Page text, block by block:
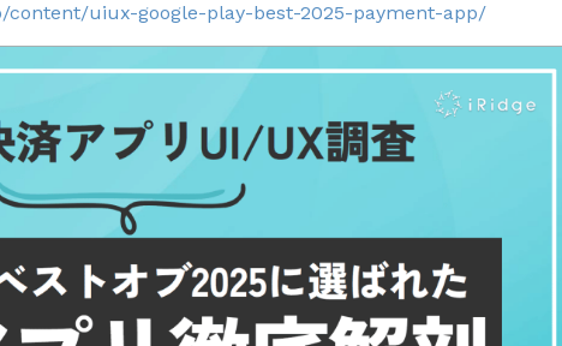
content/uiux-google-play-best-2025-payment-app/